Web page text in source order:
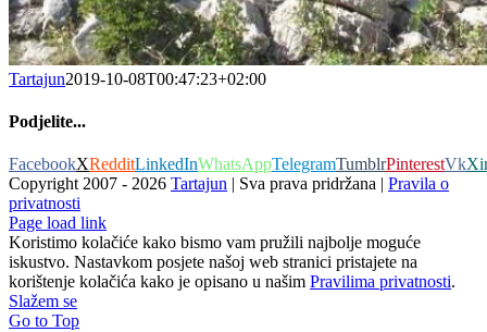
Tartajun2019-10-08T00:47:23+02:00
Podjelite...
FacebookXRedditLinkedInWhatsAppTelegramTumblrPinterestVk
Copyright 2007 - 2026 Tartajun | Sva prava pridržana | Pravila o
privatnosti
Page load link
Koristimo kolačiće kako bismo vam pružili najbolje moguće
iskustvo. Nastavkom posjete našoj web stranici pristajete na
korištenje kolačića kako je opisano u našim Pravilima privatnosti.
Slažem se
Go to Top